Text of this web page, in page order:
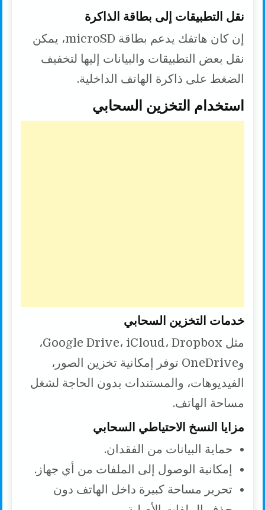
نقل التطبيقات إلى بطاقة الذاكرة
إن كان هاتفك يدعم بطاقة microSD، يمكن
نقل بعض التطبيقات والبيانات إليها لتخفيف
الضغط على ذاكرة الهاتف الداخلية.
استخدام التخزين السحابي
خدمات التخزين السحابي
مثل Google Drive، iCloud، Dropbox،
وOneDrive توفر إمكانية تخزين الصور،
الفيديوهات، والمستندات بدون الحاجة لشغل
مساحة الهاتف.
مزايا النسخ الاحتياطي السحابي
حماية البيانات من الفقدان.
إمكانية الوصول إلى الملفات من أي جهاز.
تحرير مساحة كبيرة داخل الهاتف دون